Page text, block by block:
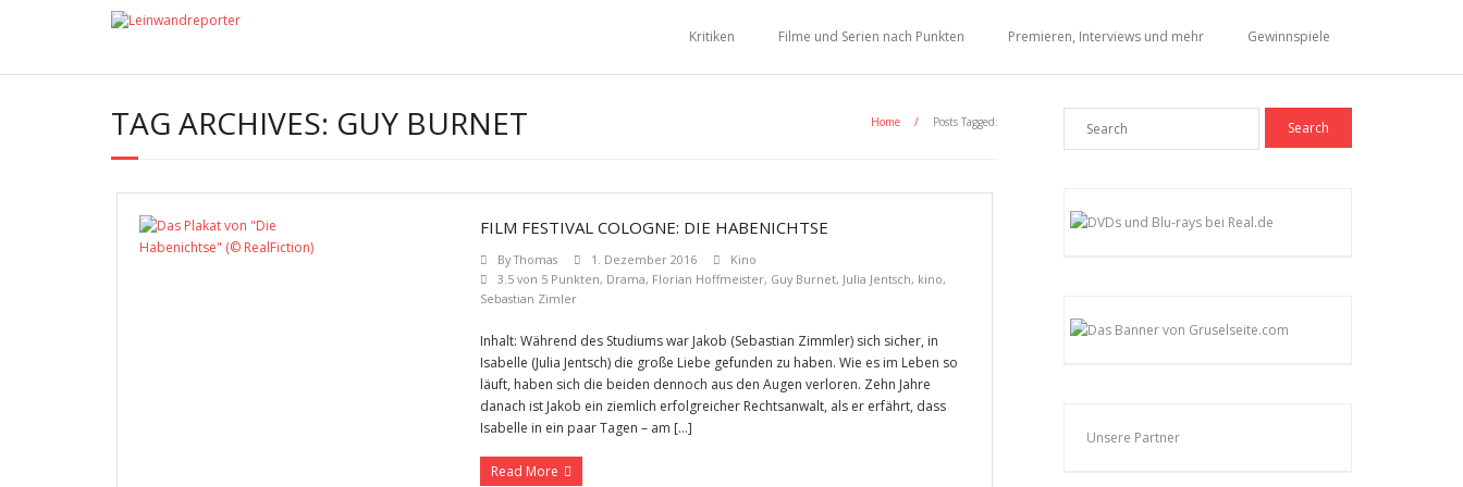
Kritiken Filme und Serien nach Punkten Premieren, Interviews und mehr Gewinnspiele
TAG ARCHIVES: GUY BURNET Home / Posts Tagged:
FILM FESTIVAL COLOGNE: DIE HABENICHTSE
ByThomas 1. Dezember 2016
Kino
3.5 von 5 Punkten, Drama, Florian Hoffmeister, Guy Burnet, Julia Jentsch, kino,
Sebastian Zimler
Inhalt: Während des Studiums war Jakob (Sebastian Zimmler) sich sicher, in
Isabelle (Julia Jentsch) die große Liebe gefunden zu haben. Wie es im Leben so
läuft, haben sich die beiden dennoch aus den Augen verloren. Zehn Jahre
danach ist Jakob ein ziemlich erfolgreicher Rechtsanwalt, als er erfährt, dass
Isabelle in ein paar Tagen – am […]
Read More
Unsere Partner